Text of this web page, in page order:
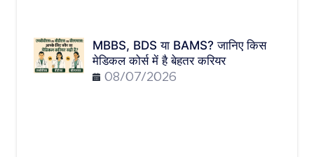
MBBS, BDS या BAMS? जानिए किस
मेडिकल कोर्स में है बेहतर करियर
08/07/2026